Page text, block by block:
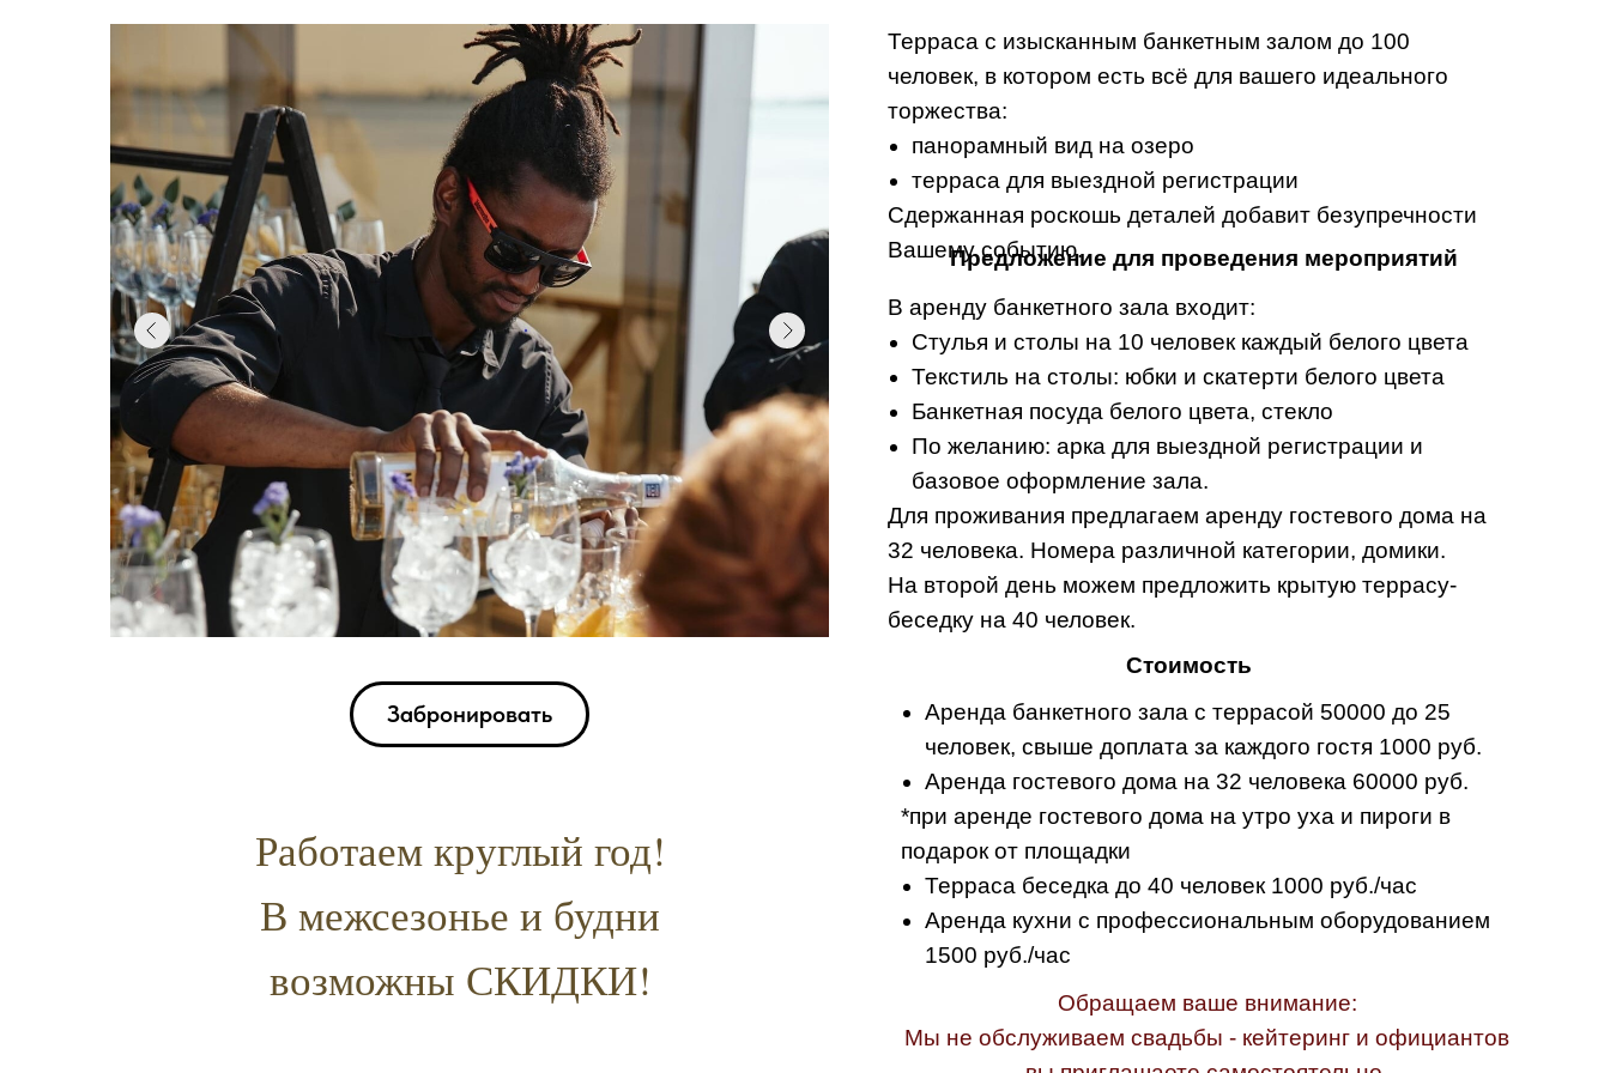
Стоимость
Предложение для проведения мероприятий
В аренду банкетного зала входит:
Стулья и столы на 10 человек каждый белого цвета
Текстиль на столы: юбки и скатерти белого цвета
Банкетная посуда белого цвета, стекло
По желанию: арка для выездной регистрации и
базовое оформление зала.
Для проживания предлагаем аренду гостевого дома на
32 человека. Номера различной категории, домики.
На второй день можем предложить крытую террасу-
беседку на 40 человек.
Аренда банкетного зала с террасой 50000 до 25
человек, свыше доплата за каждого гостя 1000 руб.
Аренда гостевого дома на 32 человека 60000 руб.
*при аренде гостевого дома на утро уха и пироги в
подарок от площадки
Терраса беседка до 40 человек 1000 руб./час
Аренда кухни с профессиональным оборудованием
1500 руб./час
Обращаем ваше внимание:
Мы не обслуживаем свадьбы - кейтеринг и официантов
Терраса с изысканным банкетным залом до 100
человек, в котором есть всё для вашего идеального
торжества:
панорамный вид на озеро
терраса для выездной регистрации
Сдержанная роскошь деталей добавит безупречности
Вашему событию.
Забронировать
Работаем круглый год!
В межсезонье и будни
возможны СКИДКИ!